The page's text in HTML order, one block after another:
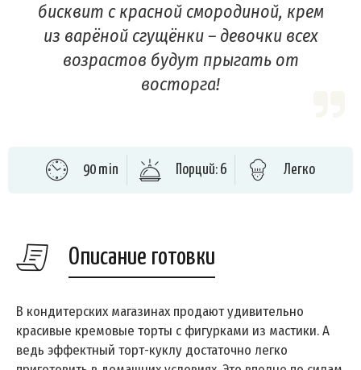
бисквит с красной смородиной, крем
из варёной сгущёнки – девочки всех
возрастов будут прыгать от
восторга!
90 min Порций: 6 Легко
Описание готовки
В кондитерских магазинах продают удивительно
красивые кремовые торты с фигурками из мастики. А
ведь эффектный торт-куклу достаточно легко